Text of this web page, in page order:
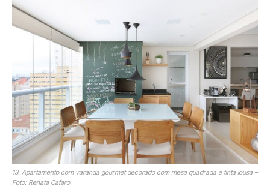
13. Apartamento com varanda gourmet decorado com mesa quadrada e tinta lousa –
Foto: Renata Cafaro